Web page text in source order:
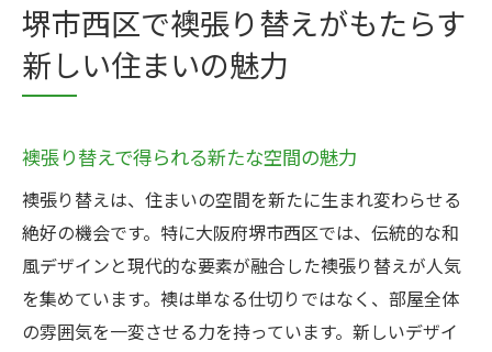
住まいの価値を高める襖張り替え
伝統とモダンの融合襖張り替えが叶える住宅改
善
伝統技法を活かした現代襖の魅力
襖張り替えによる機能性の向上
堺市西区の実例に学ぶデザイン選択
伝統と最新技術の共存
住宅改善としての襖張り替えの意義
堺市西区で襖張り替えがもたらす
新しい住まいの魅力
襖張り替えで得られる新たな空間の魅力
襖張り替えは、住まいの空間を新たに生まれ変わらせる
絶好の機会です。特に大阪府堺市西区では、伝統的な和
風デザインと現代的な要素が融合した襖張り替えが人気
を集めています。襖は単なる仕切りではなく、部屋全体
の雰囲気を一変させる力を持っています。新しいデザイ